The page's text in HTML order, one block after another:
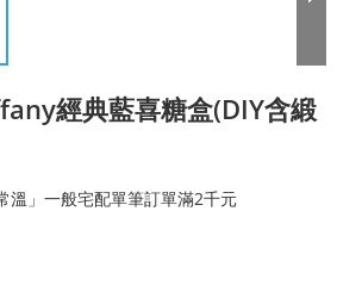
經典藍喜糖盒(DIY含緞
溫」一般宅配單筆訂單滿2千元